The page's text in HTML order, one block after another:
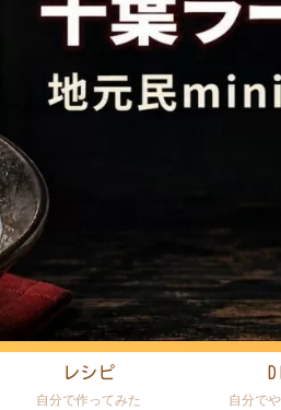
レシピ
自分で作ってみた 自分で